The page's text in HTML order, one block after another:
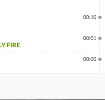
00:10
FIRE
00:01
00:00